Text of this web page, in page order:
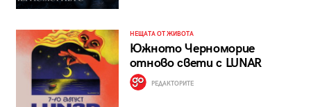
НЕЩАТА ОТ ЖИВОТА
Южното Черноморие
отново свети с LUNAR
РЕДАКТОРИТЕ